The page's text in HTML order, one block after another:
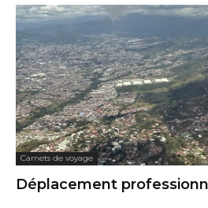
Carnets de voyage
Déplacement